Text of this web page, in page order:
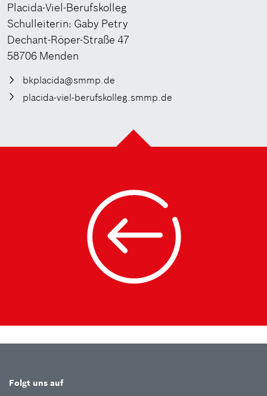
Placida-Viel-Berufskolleg
Schulleiterin: Gaby Petry
Dechant-Röper-Straße 47
58706 Menden
bkplacida@smmp.de
placida-viel-berufskolleg.smmp.de
Folgt uns auf